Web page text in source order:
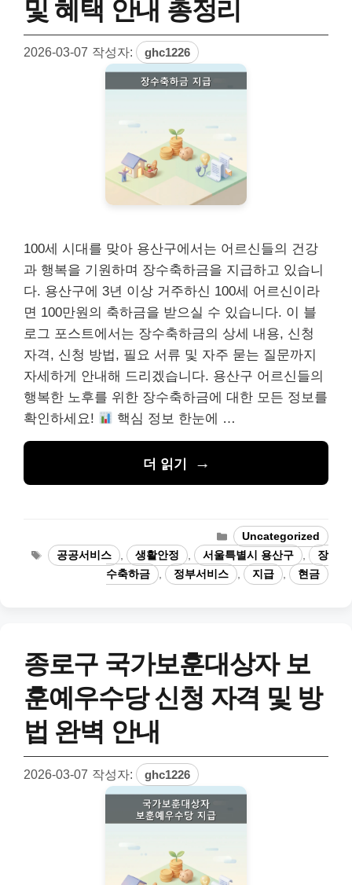
및 혜택 안내 총정리
2026-03-07 작성자: ghc1226
100세 시대를 맞아 용산구에서는 어르신들의 건강
과 행복을 기원하며 장수축하금을 지급하고 있습니
다. 용산구에 3년 이상 거주하신 100세 어르신이라
면 100만원의 축하금을 받으실 수 있습니다. 이 블
로그 포스트에서는 장수축하금의 상세 내용, 신청
자격, 신청 방법, 필요 서류 및 자주 묻는 질문까지
자세하게 안내해 드리겠습니다. 용산구 어르신들의
행복한 노후를 위한 장수축하금에 대한 모든 정보를
확인하세요!
핵심 정보 한눈에 …
더 읽기
카
테
고
리
Uncategorized
태
그
공공서비스 , 생활안정 , 서울특별시 용산구 ,
장
수축하금
, 정부서비스 , 지급 , 현금
종로구 국가보훈대상자 보
훈예우수당 신청 자격 및 방
법 완벽 안내
2026-03-07 작성자: ghc1226